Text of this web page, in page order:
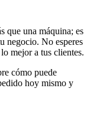
que una máquina; es
negocio. No esperes
mejor a tus clientes.
cómo puede
hoy mismo y